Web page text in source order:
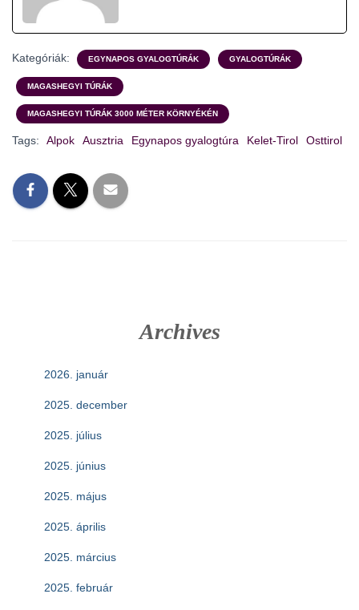
Kategóriák: EGYNAPOS GYALOGTÚRÁK GYALOGTÚRÁK
MAGASHEGYI TÚRÁK
MAGASHEGYI TÚRÁK 3000 MÉTER KÖRNYÉKÉN
Tags: Alpok Ausztria Egynapos gyalogtúra Kelet-Tirol Osttirol
Archives
2026. január
2025. december
2025. július
2025. június
2025. május
2025. április
2025. március
2025. február